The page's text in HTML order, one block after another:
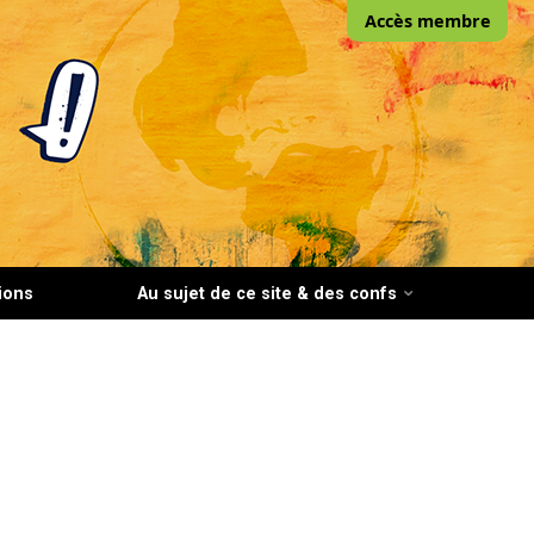
Accès membre
Au sujet de ce site & des confs